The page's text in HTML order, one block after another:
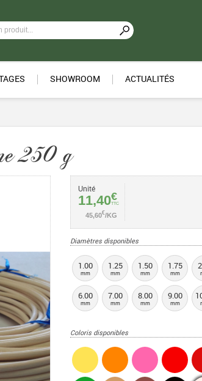
SHOWROOM ACTUALITÉS
250 g
Unité
11,40€
TTC
45,60€/KG
Diamètres disponibles
1.00
mm
1.25
mm
1.50
mm
1.75
mm
6.00
mm
7.00
mm
8.00
mm
9.00
mm
Coloris disponibles